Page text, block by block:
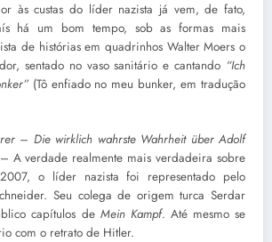
às custas do líder nazista já vem, de fato,
há um bom tempo, sob as formas mais
de histórias em quadrinhos Walter Moers o
sentado no vaso sanitário e cantando “Ich
(Tô enfiado no meu bunker, em tradução
– Die wirklich wahrste Wahrheit über Adolf
A verdade realmente mais verdadeira sobre
o líder nazista foi representado pelo
Seu colega de origem turca Serdar
capítulos de Mein Kampf. Até mesmo se
com o retrato de Hitler.